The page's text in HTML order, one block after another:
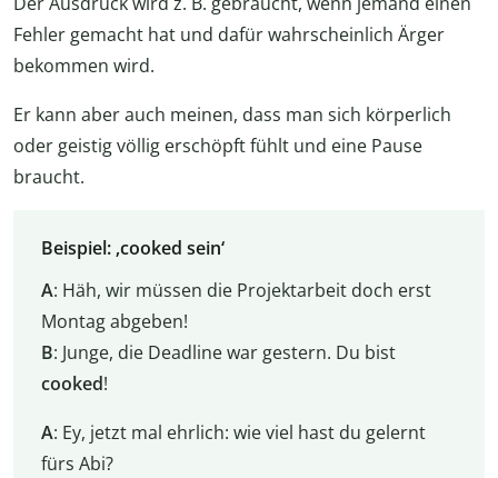
Fehler gemacht hat und dafür wahrscheinlich Ärger
bekommen wird.
Er kann aber auch meinen, dass man sich körperlich
oder geistig völlig erschöpft fühlt und eine Pause
braucht.
Beispiel: ‚cooked sein‘
A: Häh, wir müssen die Projektarbeit doch erst
Montag abgeben!
B: Junge, die Deadline war gestern. Du bist
cooked!
A: Ey, jetzt mal ehrlich: wie viel hast du gelernt
fürs Abi?